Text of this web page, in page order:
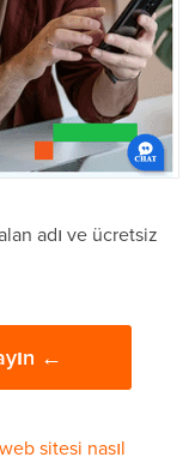
adı ve ücretsiz
←
web sitesi nasıl